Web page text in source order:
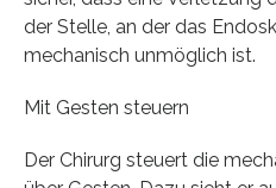
der Stelle, an der das
mechanisch unmöglich ist.
Mit Gesten steuern
Der Chirurg steuert die